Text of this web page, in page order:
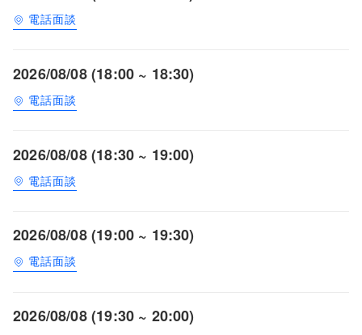
電話面談
2026/08/08 (18:00 ~ 18:30)
電話面談
2026/08/08 (18:30 ~ 19:00)
電話面談
2026/08/08 (19:00 ~ 19:30)
電話面談
2026/08/08 (19:30 ~ 20:00)